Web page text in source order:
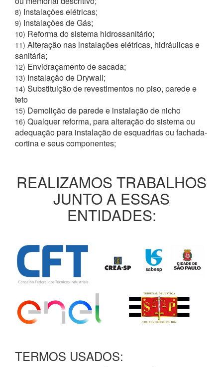
8) Instalações elétricas;
9) Instalações de Gás;
10) Reforma do sistema hidrossanitário;
11) Alteração nas instalações elétricas, hidráulicas e
sanitária;
12) Envidraçamento de sacada;
13) Instalação de Drywall;
14) Substituição de revestimentos no piso, parede e
teto
15) Demolição de parede e instalação de nicho
16) Qualquer reforma, para alteração do sistema ou
adequação para instalação de esquadrias ou fachada-
cortina e seus componentes;
REALIZAMOS TRABALHOS
JUNTO A ESSAS
ENTIDADES:
TERMOS USADOS: